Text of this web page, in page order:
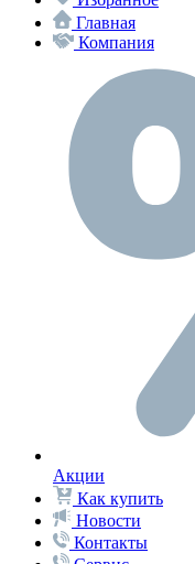
Главная
Компания
Акции
Как купить
Новости
Контакты